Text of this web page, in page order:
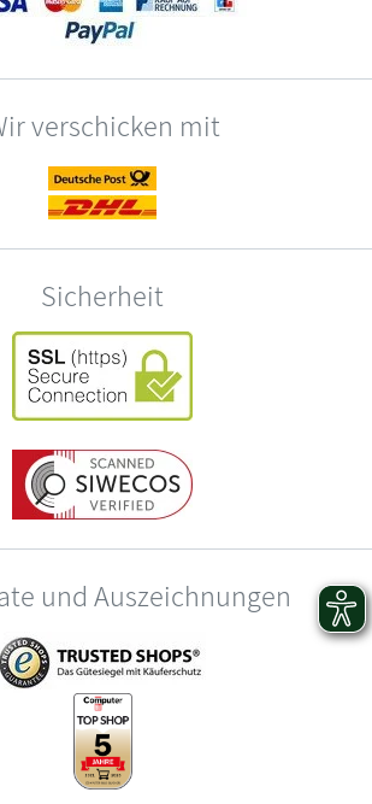
verschicken mit
Sicherheit
und Auszeichnungen